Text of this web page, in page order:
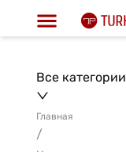
Все категории
Главная
/